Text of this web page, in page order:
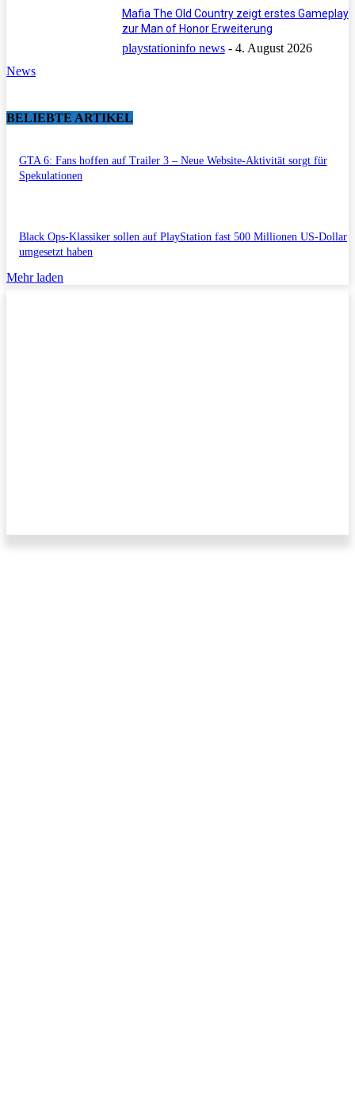
News
Mafia The Old Country zeigt erstes Gameplay
zur Man of Honor Erweiterung
playstationinfo news - 4. August 2026
BELIEBTE ARTIKEL
GTA 6: Fans hoffen auf Trailer 3 – Neue Website-Aktivität sorgt für
Spekulationen
Black Ops-Klassiker sollen auf PlayStation fast 500 Millionen US-Dollar
umgesetzt haben
Mehr laden